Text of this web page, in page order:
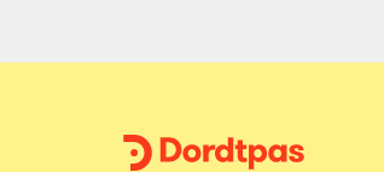
Dordtpas